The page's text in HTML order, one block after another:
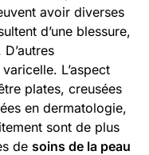
avoir diverses
d’une blessure,
L’aspect
plates, creusées
en dermatologie,
sont de plus
de soins de la peau